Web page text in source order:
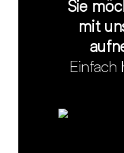
Sie
mit
Einfach